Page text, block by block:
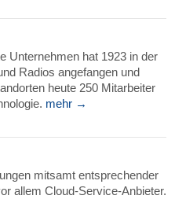
Unternehmen hat 1923 in der
Radios angefangen und
heute 250 Mitarbeiter
mehr →
mitsamt entsprechender
allem Cloud-Service-Anbieter.